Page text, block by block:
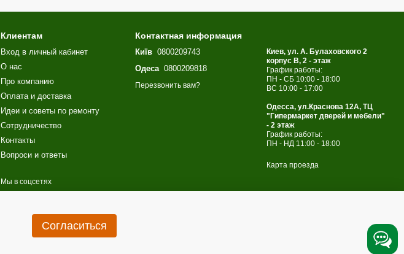
Клиентам
Вход в личный кабинет
О нас
Про компанию
Оплата и доставка
Идеи и советы по ремонту
Сотрудничество
Контакты
Вопроси и ответы
Мы в соцсетях
Контактная информация
Київ 0800209743
Одеса0800209818
Перезвонить вам?
Киев, ул. А. Булаховского 2
корпус B, 2 - этаж
График работы:
ПН - СБ 10:00 - 18:00
ВС 10:00 - 17:00
Одесса, ул.Краснова 12А, ТЦ
"Гипермаркет дверей и мебели"
- 2 этаж
График работы:
ПН - НД 11:00 - 18:00
Карта проезда
Согласиться